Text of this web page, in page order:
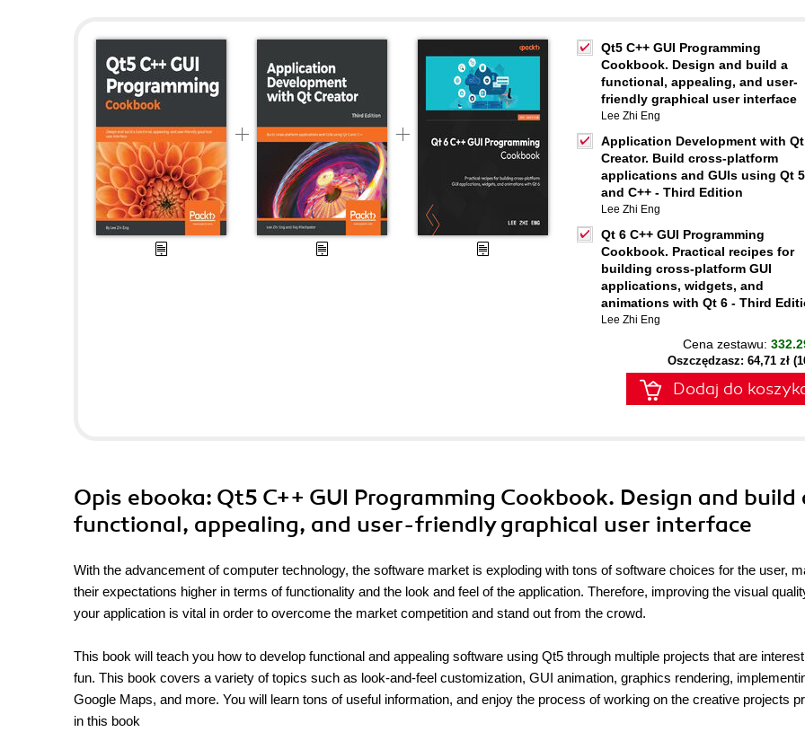
Qt5 C++ GUI Programming
Cookbook. Design and build a
functional, appealing, and user-
friendly graphical user interface
Lee Zhi Eng
Application Development with Qt
Creator. Build cross-platform
applications and GUIs using Qt 5
and C++ - Third Edition
Lee Zhi Eng
Qt 6 C++ GUI Programming
Cookbook. Practical recipes for
building cross-platform GUI
applications, widgets, and
animations with Qt 6 - Third
Lee Zhi Eng
Cena zestawu:
Oszczędzasz: 64,71 zł
Dodaj do
Opis ebooka: Qt5 C++ GUI Programming Cookbook. Design and build
functional, appealing, and user-friendly graphical user interface
With the advancement of computer technology, the software market is exploding with tons of software choices for the user,
their expectations higher in terms of functionality and the look and feel of the application. Therefore, improving the visual
your application is vital in order to overcome the market competition and stand out from the crowd.
This book will teach you how to develop functional and appealing software using Qt5 through multiple projects that are
fun. This book covers a variety of topics such as look-and-feel customization, GUI animation, graphics rendering,
Google Maps, and more. You will learn tons of useful information, and enjoy the process of working on the creative projects
in this book